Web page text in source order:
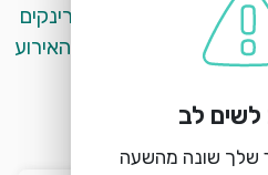
לשים לב
שלך שונה מהשעה